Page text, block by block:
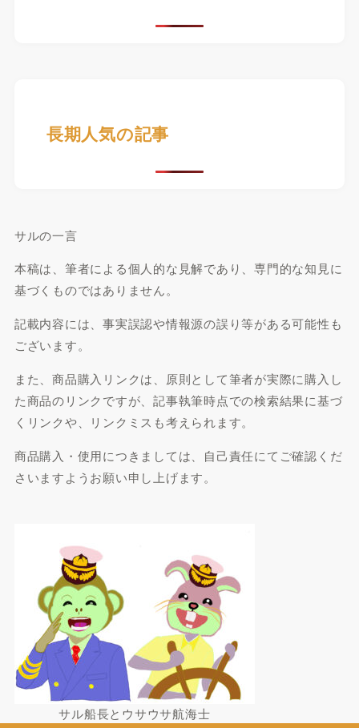
長期人気の記事
サルの一言
本稿は、筆者による個人的な見解であり、専門的な知見に
基づくものではありません。
記載内容には、事実誤認や情報源の誤り等がある可能性も
ございます。
また、商品購入リンクは、原則として筆者が実際に購入し
た商品のリンクですが、記事執筆時点での検索結果に基づ
くリンクや、リンクミスも考えられます。
商品購入・使用につきましては、自己責任にてご確認くだ
さいますようお願い申し上げます。
サル船長とウサウサ航海士